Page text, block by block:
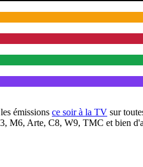
émissions ce soir à la TV sur
M6, Arte, C8, W9, TMC et bien